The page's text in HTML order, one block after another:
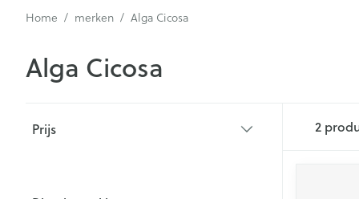
Home / merken / Alga Cicosa
Alga Cicosa
Prijs
2